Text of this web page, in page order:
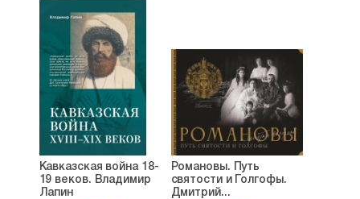
Кавказская война 18-
19 веков. Владимир
Лапин
Романовы. Путь
святости и Голгофы.
Дмитрий...